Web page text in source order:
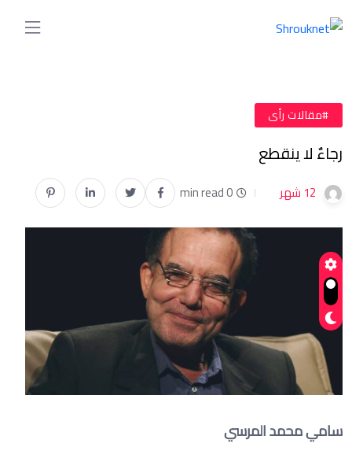
#مقالات رأى
رجاءٌ لا ينقطع
12 شهر 0 min read
سامي محمد المرسي